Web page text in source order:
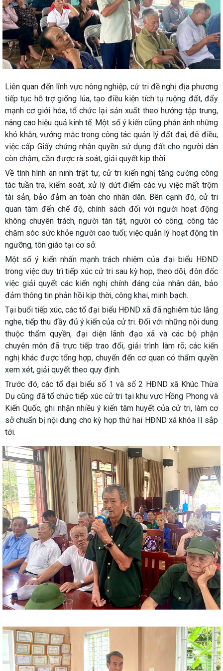
Liên quan đến lĩnh vực nông nghiệp, cử tri đề nghị địa phương
tiếp tục hỗ trợ giống lúa, tạo điều kiện tích tụ ruộng đất, đẩy
mạnh cơ giới hóa, tổ chức lại sản xuất theo hướng tập trung,
nâng cao hiệu quả kinh tế. Một số ý kiến cũng phản ánh những
khó khăn, vướng mắc trong công tác quản lý đất đai, đê điều;
việc cấp Giấy chứng nhận quyền sử dụng đất cho người dân
còn chậm, cần được rà soát, giải quyết kịp thời.
Về tình hình an ninh trật tự, cử tri kiến nghị tăng cường công
tác tuần tra, kiểm soát, xử lý dứt điểm các vụ việc mất trộm
tài sản, bảo đảm an toàn cho nhân dân. Bên cạnh đó, cử tri
quan tâm đến chế độ, chính sách đối với người hoạt động
không chuyên trách, người tàn tật, người có công; công tác
chăm sóc sức khỏe người cao tuổi; việc quản lý hoạt động tín
ngưỡng, tôn giáo tại cơ sở.
Một số ý kiến nhấn mạnh trách nhiệm của đại biểu HĐND
trong việc duy trì tiếp xúc cử tri sau kỳ họp, theo dõi, đôn đốc
việc giải quyết các kiến nghị chính đáng của nhân dân, bảo
đảm thông tin phản hồi kịp thời, công khai, minh bạch.
Tại buổi tiếp xúc, các tổ đại biểu HĐND xã đã nghiêm túc lắng
nghe, tiếp thu đầy đủ ý kiến của cử tri. Đối với những nội dung
thuộc thẩm quyền, đại diện lãnh đạo xã và các bộ phận
chuyên môn đã trực tiếp trao đổi, giải trình làm rõ; các kiến
nghị khác được tổng hợp, chuyển đến cơ quan có thẩm quyền
xem xét, giải quyết theo quy định.
Trước đó, các tổ đại biểu số 1 và số 2 HĐND xã Khúc Thừa
Dụ cũng đã tổ chức tiếp xúc cử tri tại khu vực Hồng Phong và
Kiến Quốc, ghi nhận nhiều ý kiến tâm huyết của cử tri, làm cơ
sở chuẩn bị nội dung cho kỳ họp thứ hai HĐND xã khóa II sắp
tới.